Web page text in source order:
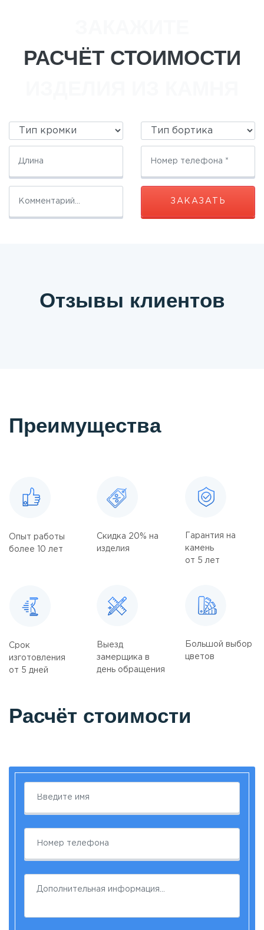
РАСЧЁТ СТОИМОСТИ
ЗАКАЗАТЬ
Отзывы клиентов
Преимущества
Опыт работы
более 10 лет
Скидка 20% на
изделия
Гарантия на
камень
от 5 лет
Срок
изготовления
от 5 дней
Выезд
замерщика в
день обращения
Большой выбор
цветов
Расчёт стоимости